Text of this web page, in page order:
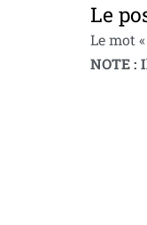
Le
Le mot
NOTE :